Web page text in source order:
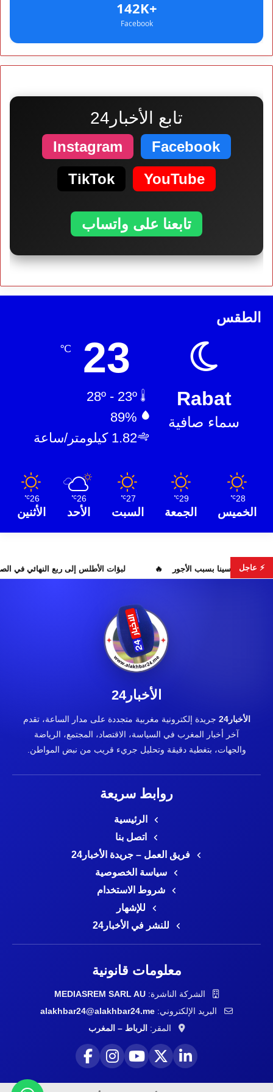
+142K
Facebook
تابع الأخبار24
Facebook
Instagram
YouTube
TikTok
تابعنا على واتساب
الطقس
Rabat
سماء صافية
23
℃
89%
1.82 كيلومتر/ساعة
28
℃
الخميس
29
℃
الجمعة
27
℃
السبت
26
℃
الأحد
26
℃
الأثنين
⚡ عاجل
احتقان بمستشفى ابن سينا بسبب الأجور لبؤات الأطلس إلى ربع
الأخبار24
الأخبار24
جريدة إلكترونية مغربية متجددة على مدار الساعة، تقدم
آخر أخبار المغرب في السياسة، الاقتصاد، المجتمع، الرياضة
والجهات، بتغطية دقيقة وتحليل جريء قريب من نبض المواطن.
روابط سريعة
الرئيسية
اتصل بنا
فريق العمل – جريدة الأخبار24
سياسة الخصوصية
شروط الاستخدام
للإشهار
للنشر في الأخبار24
معلومات قانونية
الشركة الناشرة:MEDIASREM SARL AU
البريد الإلكتروني: alakhbar24@alakhbar24.me
المقر:الرباط – المغرب